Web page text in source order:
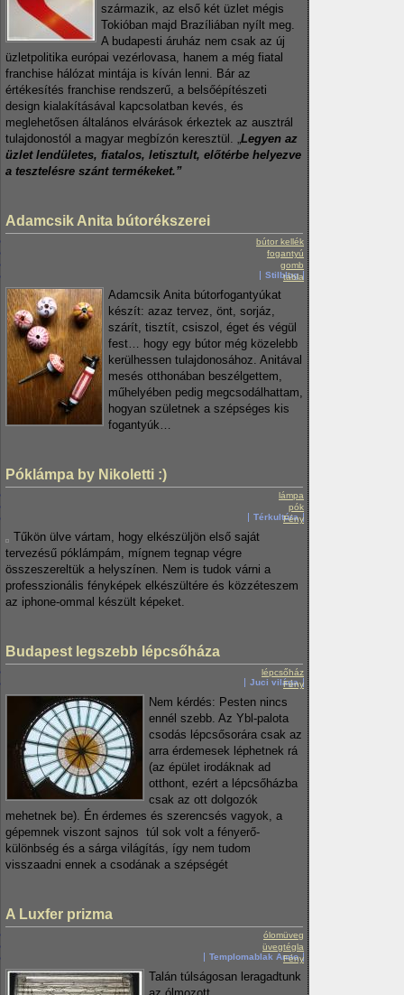
származik, az első két üzlet mégis
Tokióban majd Brazíliában nyílt meg.
A budapesti áruház nem csak az új
üzletpolitika európai vezérlovasa, hanem a még fiatal
franchise hálózat mintája is kíván lenni. Bár az
értékesítés franchise rendszerű, a belsőépítészeti
design kialakításával kapcsolatban kevés, és
meglehetősen általános elvárások érkeztek az ausztrál
tulajdonostól a magyar megbízón keresztül. „ Legyen az
üzlet lendületes, fiatalos, letisztult, előtérbe helyezve
a tesztelésre szánt termékeket.”
Adamcsik Anita bútorékszerei
bútor kellék
fogantyú
gomb
tábla
Stilblog
Adamcsik Anita bútorfogantyúkat
készít: azaz tervez, önt, sorjáz,
szárít, tisztít, csiszol, éget és végül
fest… hogy egy bútor még közelebb
kerülhessen tulajdonosához. Anitával
mesés otthonában beszélgettem,
műhelyében pedig megcsodálhattam,
hogyan születnek a szépséges kis
fogantyúk…
Póklámpa by Nikoletti :)
lámpa
pók
Fény
Térkultúra
Tűkön ülve vártam, hogy elkészüljön első saját
tervezésű póklámpám, mígnem tegnap végre
összeszereltük a helyszínen. Nem is tudok várni a
professzionális fényképek elkészültére és közzéteszem
az iphone-ommal készült képeket.
Budapest legszebb lépcsőháza
lépcsőház
Fény
Juci világa
Nem kérdés: Pesten nincs
ennél szebb. Az Ybl-palota
csodás lépcsősorára csak az
arra érdemesek léphetnek rá
(az épület irodáknak ad
otthont, ezért a lépcsőházba
csak az ott dolgozók
mehetnek be). Én érdemes és szerencsés vagyok, a
gépemnek viszont sajnos túl sok volt a fényerő-
különbség és a sárga világítás, így nem tudom
visszaadni ennek a csodának a szépségét
A Luxfer prizma
ólomüveg
üvegtégla
Fény
Templomablak Anno
Talán túlságosan leragadtunk